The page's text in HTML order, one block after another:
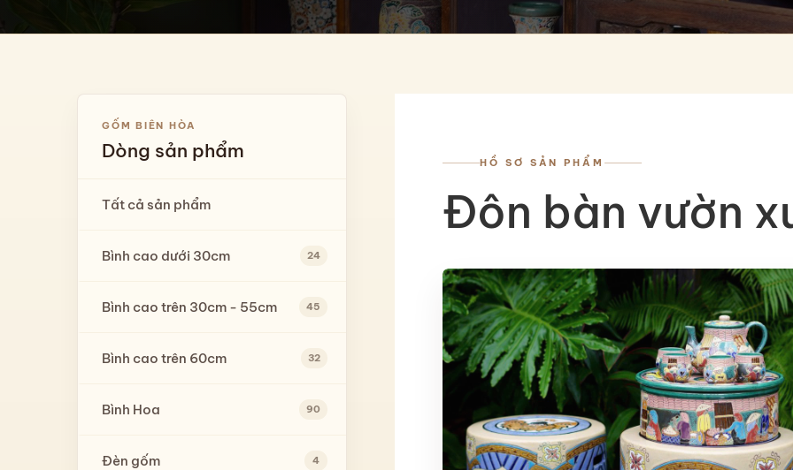
GỐM BIÊN HÒA
Dòng sản phẩm
Tất cả sản phẩm
Bình cao dưới 30cm 24
Bình cao trên 30cm - 55cm 45
Bình cao trên 60cm 32
Bình Hoa 90
Đèn gốm 4
HỒ SƠ SẢN PHẨM
Đôn bàn vườn